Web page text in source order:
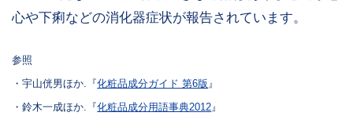
心や下痢などの消化器症状が報告されています。
参照
・宇山侊男ほか.『化粧品成分ガイド 第6版』
・鈴木一成ほか.『化粧品成分用語事典2012』